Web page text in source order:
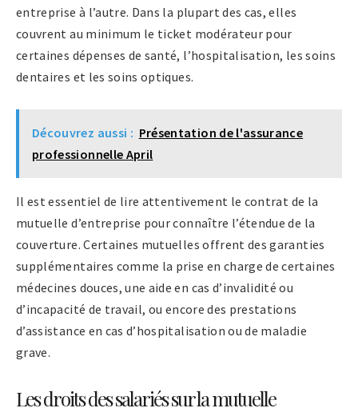
entreprise à l’autre. Dans la plupart des cas, elles
couvrent au minimum le ticket modérateur pour
certaines dépenses de santé, l’hospitalisation, les soins
dentaires et les soins optiques.
Découvrez aussi : Présentation de l'assurance
professionnelle April
Il est essentiel de lire attentivement le contrat de la
mutuelle d’entreprise pour connaître l’étendue de la
couverture. Certaines mutuelles offrent des garanties
supplémentaires comme la prise en charge de certaines
médecines douces, une aide en cas d’invalidité ou
d’incapacité de travail, ou encore des prestations
d’assistance en cas d’hospitalisation ou de maladie
grave.
Les droits des salariés sur la mutuelle